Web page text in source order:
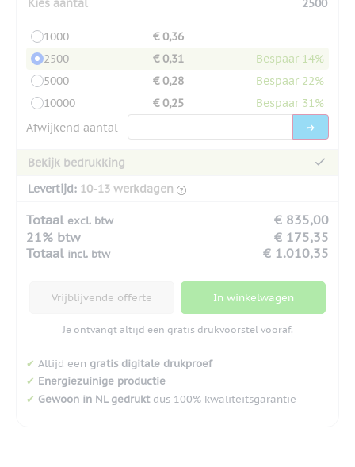
1000
€ 0,36
2500
€ 0,31
Bespaar 14%
5000
€ 0,28
Bespaar 22%
10000
€ 0,25
Bespaar 31%
Afwijkend aantal
Bekijk bedrukking
Levertijd: 10-13 werkdagen
Totaal excl. btw
€ 835,00
21% btw
€ 175,35
Totaal incl. btw € 1.010,35
Vrijblijvende offerte In winkelwagen
Je ontvangt altijd een gratis drukvoorstel vooraf.
✔ Altijd een gratis digitale drukproef
✔ Energiezuinige productie
✔ Gewoon in NL gedruktdus 100% kwaliteitsgarantie